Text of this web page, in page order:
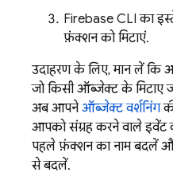
Firebase CLI का
फ़ंक्शन को मिटाएं.
उदाहरण के लिए, मान लें
जो किसी ऑब्जेक्ट के मिटाए
अब आपनेऑब्जेक्ट वर्शनिंग
आपको संग्रह करने वाले इवेंट
पहले फ़ंक्शन का नाम बदलें और
से बदलें.